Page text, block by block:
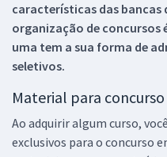
características das
organização de
uma tem a sua forma de
seletivos.
Material para concurso
Ao adquirir algum curso,
exclusivos para o concurso